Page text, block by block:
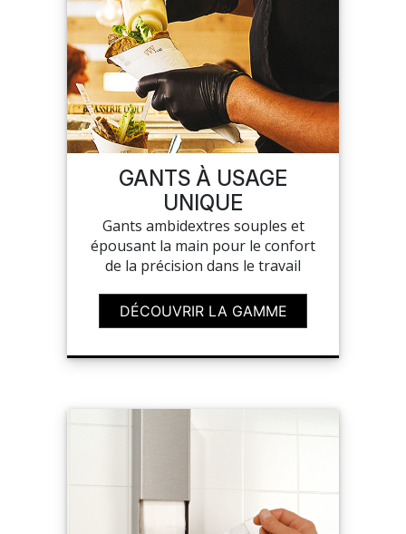
GANTS À USAGE
UNIQUE
Gants ambidextres souples et
épousant la main pour le confort
de la précision dans le travail
DÉCOUVRIR LA GAMME